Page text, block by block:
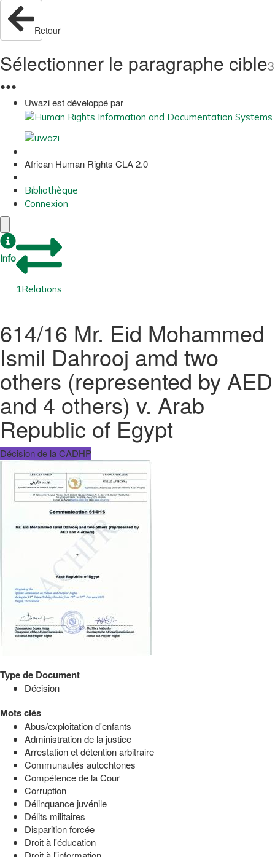
Retour
Sélectionner le paragraphe cible3
●●●
Uwazi est développé par
African Human Rights CLA 2.0
Bibliothèque
Connexion
Info
1Relations
614/16 Mr. Eid Mohammed
Ismil Dahrooj amd two
others (represented by AED
and 4 others) v. Arab
Republic of Egypt
Décision de la CADHP
Type de Document
Décision
Mots clés
Abus/exploitation d'enfants
Administration de la justice
Arrestation et détention arbitraire
Communautés autochtones
Compétence de la Cour
Corruption
Délinquance juvénile
Délits militaires
Disparition forcée
Droit à l'éducation